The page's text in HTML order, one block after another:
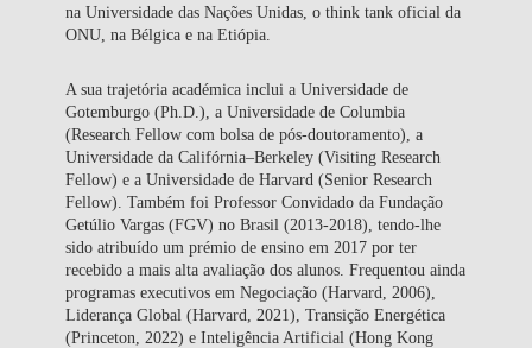
na Universidade das Nações Unidas, o think tank oficial da
ONU, na Bélgica e na Etiópia.
A sua trajetória académica inclui a Universidade de
Gotemburgo (Ph.D.), a Universidade de Columbia
(Research Fellow com bolsa de pós-doutoramento), a
Universidade da Califórnia–Berkeley (Visiting Research
Fellow) e a Universidade de Harvard (Senior Research
Fellow). Também foi Professor Convidado da Fundação
Getúlio Vargas (FGV) no Brasil (2013-2018), tendo-lhe
sido atribuído um prémio de ensino em 2017 por ter
recebido a mais alta avaliação dos alunos. Frequentou ainda
programas executivos em Negociação (Harvard, 2006),
Liderança Global (Harvard, 2021), Transição Energética
(Princeton, 2022) e Inteligência Artificial (Hong Kong